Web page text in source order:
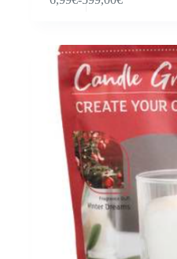
Prijsklasse:
599,00€
variaties.
gekozen
productpagina